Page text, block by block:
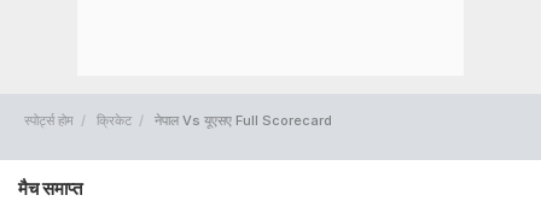
स्पोर्ट्स होम क्रिकेट नेपाल Vs यूएसए Full Scorecard
मैच समाप्त